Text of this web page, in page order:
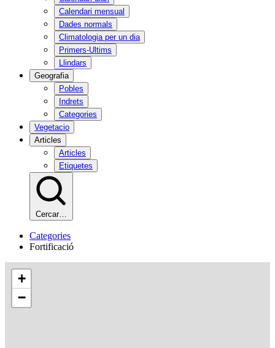
Calendari mensual
Dades normals
Climatologia per un dia
Primers-Ultims
Llindars
Geografia
Pobles
Indrets
Categories
Vegetacio
Articles
Articles
Etiquetes
Cercar…
Categories
Fortificació
+
−